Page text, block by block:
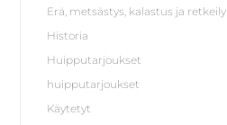
Erä, metsästys, kalastus ja retkeily
Historia
Huipputarjoukset
huipputarjoukset
Käytetyt